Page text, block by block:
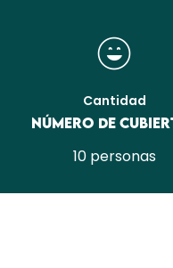
Cantidad
Número de
10 personas